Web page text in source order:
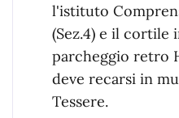
l'istituto
(Sez.4) e il cortile
parcheggio retro
deve recarsi in
Tessere.